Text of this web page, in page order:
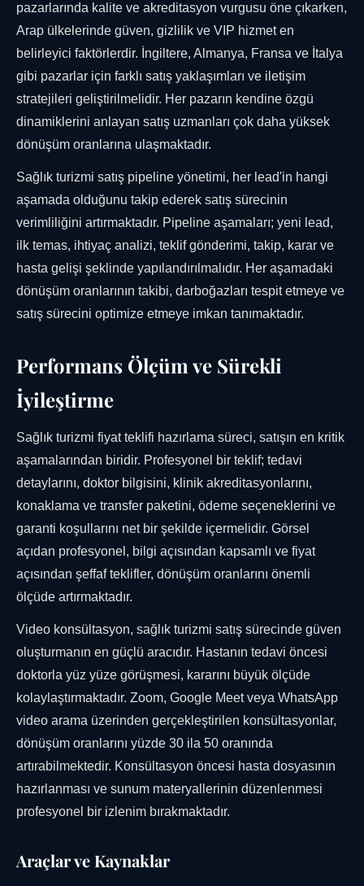
pazarlarında kalite ve akreditasyon vurgusu öne çıkarken,
Arap ülkelerinde güven, gizlilik ve VIP hizmet en
belirleyici faktörlerdir. İngiltere, Almanya, Fransa ve İtalya
gibi pazarlar için farklı satış yaklaşımları ve iletişim
stratejileri geliştirilmelidir. Her pazarın kendine özgü
dinamiklerini anlayan satış uzmanları çok daha yüksek
dönüşüm oranlarına ulaşmaktadır.
Sağlık turizmi satış pipeline yönetimi, her lead'in hangi
aşamada olduğunu takip ederek satış sürecinin
verimliliğini artırmaktadır. Pipeline aşamaları; yeni lead,
ilk temas, ihtiyaç analizi, teklif gönderimi, takip, karar ve
hasta gelişi şeklinde yapılandırılmalıdır. Her aşamadaki
dönüşüm oranlarının takibi, darboğazları tespit etmeye ve
satış sürecini optimize etmeye imkan tanımaktadır.
Performans Ölçüm ve Sürekli
İyileştirme
Sağlık turizmi fiyat teklifi hazırlama süreci, satışın en kritik
aşamalarından biridir. Profesyonel bir teklif; tedavi
detaylarını, doktor bilgisini, klinik akreditasyonlarını,
konaklama ve transfer paketini, ödeme seçeneklerini ve
garanti koşullarını net bir şekilde içermelidir. Görsel
açıdan profesyonel, bilgi açısından kapsamlı ve fiyat
açısından şeffaf teklifler, dönüşüm oranlarını önemli
ölçüde artırmaktadır.
Video konsültasyon, sağlık turizmi satış sürecinde güven
oluşturmanın en güçlü aracıdır. Hastanın tedavi öncesi
doktorla yüz yüze görüşmesi, kararını büyük ölçüde
kolaylaştırmaktadır. Zoom, Google Meet veya WhatsApp
video arama üzerinden gerçekleştirilen konsültasyonlar,
dönüşüm oranlarını yüzde 30 ila 50 oranında
artırabilmektedir. Konsültasyon öncesi hasta dosyasının
hazırlanması ve sunum materyallerinin düzenlenmesi
profesyonel bir izlenim bırakmaktadır.
Araçlar ve Kaynaklar